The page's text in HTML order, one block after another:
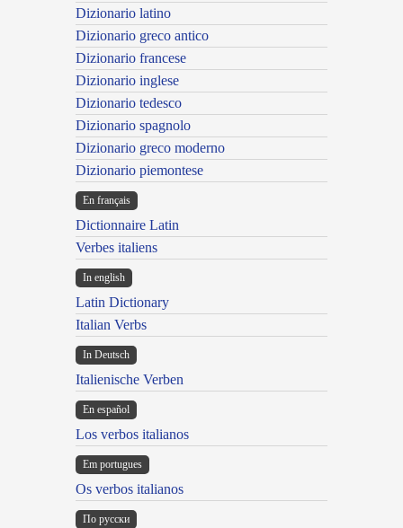
Dizionario latino
Dizionario greco antico
Dizionario francese
Dizionario inglese
Dizionario tedesco
Dizionario spagnolo
Dizionario greco moderno
Dizionario piemontese
En français
Dictionnaire Latin
Verbes italiens
In english
Latin Dictionary
Italian Verbs
In Deutsch
Italienische Verben
En español
Los verbos italianos
Em portugues
Os verbos italianos
По русски